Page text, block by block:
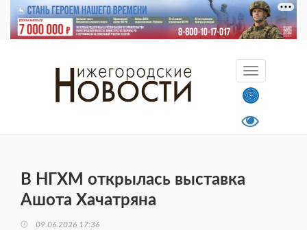
В НГХМ открылась выставка
Ашота Хачатряна
09.06.2026 17:36